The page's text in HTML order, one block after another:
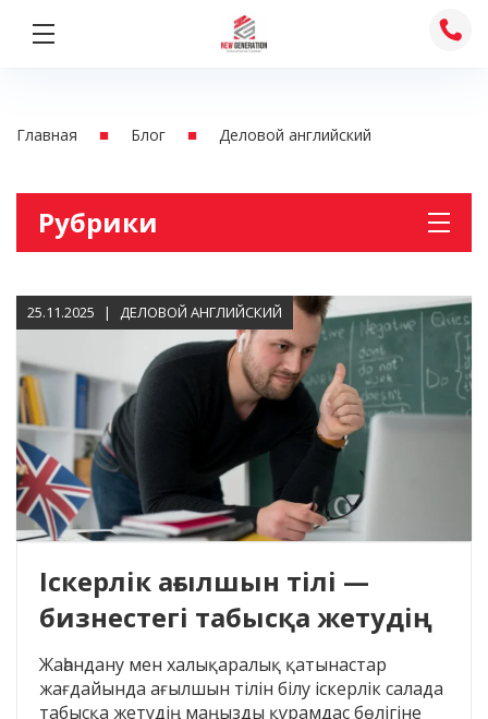
Главная ■ Блог ■ Деловой английский
Рубрики
Английски для школьников
Английский для взрослых
Без рубрики
Деловой английский
Италия
Канада
Кейсы по поступлению
Поступление за границу
США
Турция
Чехия
Іскерлік ағылшын тілі —
бизнестегі табысқа жетудің
алғашқы қадамы
25.11.2025 ДЕЛОВОЙ АНГЛИЙСКИЙ
Жаһандану мен халықаралық қатынастар
жағдайында ағылшын тілін білу іскерлік салада
табысқа жетудің маңызды құрамдас бөлігіне